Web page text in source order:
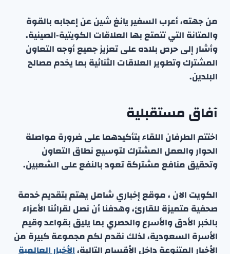
من جهته، أعرب السفير يانغ شين عن إعجابه بالقوة
والمتانة التي تتمتع بها العلاقات الكويتية‑الصينية.
وأشار إلى حرص بلاده على تعزيز جميع أوجه التعاون
المشترك وتطوير العلاقات الثنائية بما يخدم مصالح
البلدين.
آفاق مستقبلية
اختتم الطرفان اللقاء بتأكيدهما على ضرورة مواصلة
الحوار والعمل المشترك لتوسيع نطاق التعاون
وتحقيق منافع مشتركة تعود بالنفع على الشعبين.
الكويت الان ، موقع إخباري شامل يهتم بتقديم خدمة
صحفية متميزة للقارئ، وهدفنا أن نصل لقرائنا الأعزاء
بالخبر الأدق والأسرع والحصري بما يليق بقواعد وقيم
الأسرة السعودية، لذلك نقدم لكم مجموعة كبيرة من
الأخبار المتنوعة داخل الأقسام التالية،الأخبار العالمية